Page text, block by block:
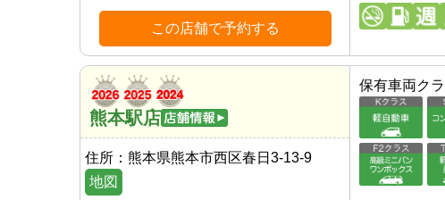
この店舗で予約する
熊本駅店
住所： 熊本県熊本市西区春日3-13-9
地図
保有車両ク